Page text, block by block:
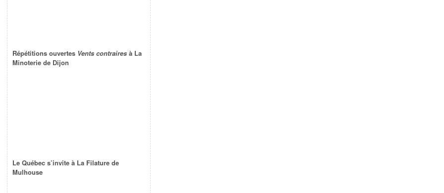
Répétitions ouvertes Vents contraires à La
Minoterie de Dijon
Le Québec s’invite à La Filature de
Mulhouse